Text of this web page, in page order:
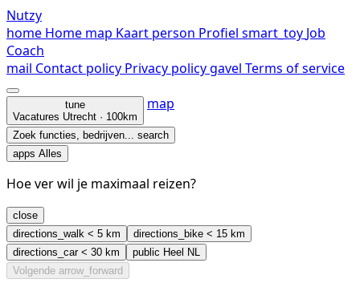
Nutzy
home Home map Kaart person Profiel smart_toy Job
Coach
mail Contact policy Privacy policygavel Terms of service
tune
Vacatures Utrecht · 100km
map
Zoek functies, bedrijven... search
apps Alles
Hoe ver wil je maximaal reizen?
close
directions_walk < 5 km directions_bike < 15 km
directions_car< 30 km public Heel NL
Volgende arrow_forward